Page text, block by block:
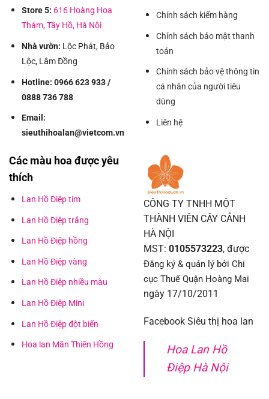
Store 5: 616 Hoàng Hoa
Thám, Tây Hồ, Hà Nội
Nhà vườn: Lộc Phát, Bảo
Lộc, Lâm Đồng
Hotline: 0966 623 933 /
0888 736 788
Email:
sieuthihoalan@vietcom.vn
Chính sách kiểm hàng
Chính sách bảo mật thanh
toán
Chính sách bảo vệ thông tin
cá nhân của người tiêu
dùng
Liên hệ
Các màu hoa được yêu
thích
Lan Hồ Điệp tím
Lan Hồ Điệp trắng
Lan Hồ Điệp hồng
Lan Hồ Điệp vàng
Lan Hồ Điệp nhiều màu
Lan Hồ Điệp Mini
Lan Hồ Điệp đột biến
Hoa lan Mãn Thiên Hồng
CÔNG TY TNHH MỘT
THÀNH VIÊN CÂY CẢNH
HÀ NỘI
MST: 0105573223, được
Đăng ký & quản lý bởi Chi
cục Thuế Quận Hoàng Mai
ngày 17/10/2011
Facebook Siêu thị hoa lan
Hoa Lan Hồ
Điệp Hà Nội